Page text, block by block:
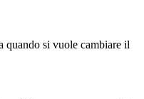
quando si vuole cambiare il